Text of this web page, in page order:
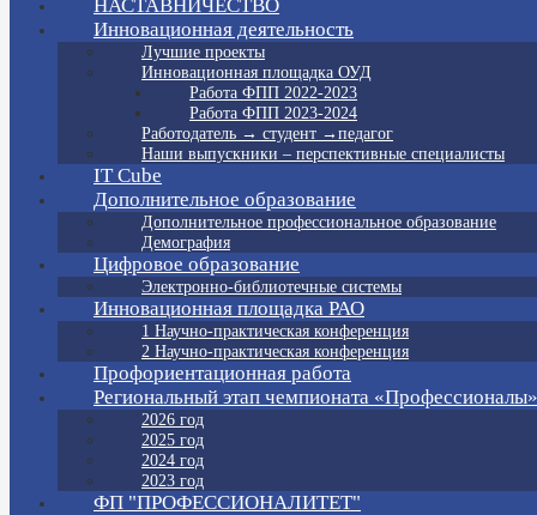
НАСТАВНИЧЕСТВО
Инновационная деятельность
Лучшие проекты
Инновационная площадка ОУД
Работа ФПП 2022-2023
Работа ФПП 2023-2024
Работодатель → студент →педагог
Наши выпускники – перспективные специалисты
IT Cube
Дополнительное образование
Дополнительное профессиональное образование
Демография
Цифровое образование
Электронно-библиотечные системы
Инновационная площадка РАО
1 Научно-практическая конференция
2 Научно-практическая конференция
Профориентационная работа
Региональный этап чемпионата «Профессионалы»
2026 год
2025 год
2024 год
2023 год
ФП "ПРОФЕССИОНАЛИТЕТ"